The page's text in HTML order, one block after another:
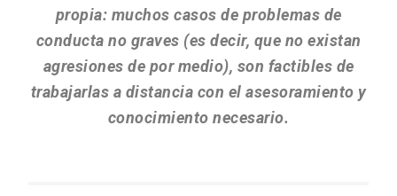
propia: muchos casos de problemas de
conducta no graves (es decir, que no existan
agresiones de por medio), son factibles de
trabajarlas a distancia con el asesoramiento y
conocimiento necesario.